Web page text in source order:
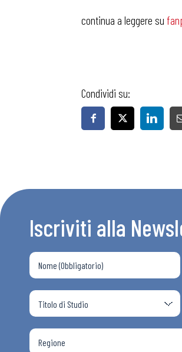
continua a leggere su
Condividi su:
Iscriviti alla